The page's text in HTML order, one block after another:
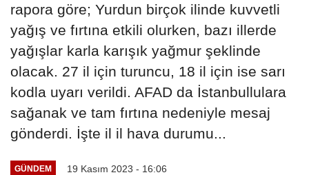
rapora göre; Yurdun birçok ilinde kuvvetli
yağış ve fırtına etkili olurken, bazı illerde
yağışlar karla karışık yağmur şeklinde
olacak. 27 il için turuncu, 18 il için ise sarı
kodla uyarı verildi. AFAD da İstanbullulara
sağanak ve tam fırtına nedeniyle mesaj
gönderdi. İşte il il hava durumu...
GÜNDEM 19 Kasım 2023 - 16:06